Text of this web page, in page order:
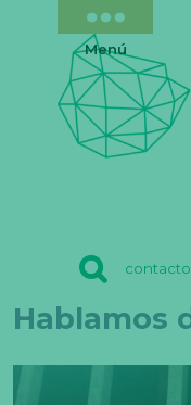
contacto
Menú
Hablamos